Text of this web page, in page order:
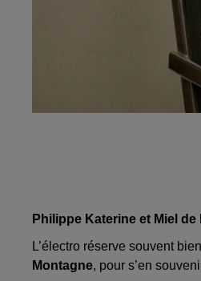
Philippe Katerine et Miel
L’électro réserve souvent
Montagne, pour s’en